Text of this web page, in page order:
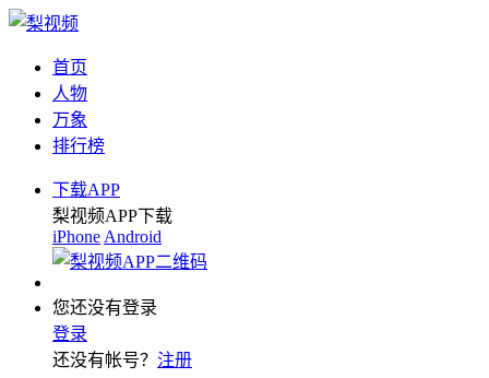
首页
人物
万象
排行榜
下载APP
梨视频APP下载
iPhone Android
您还没有登录
登录
还没有帐号？ 注册